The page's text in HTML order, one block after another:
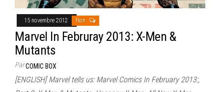
15 novembre 2012 Non
Marvel In Februray 2013: X-Men &
Mutants
ParCOMIC BOX
[ENGLISH] Marvel tells us: Marvel Comics In February 2013:,